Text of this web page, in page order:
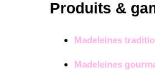
Produits &
Madeleines
Madeleines